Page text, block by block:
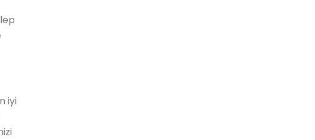
iyi